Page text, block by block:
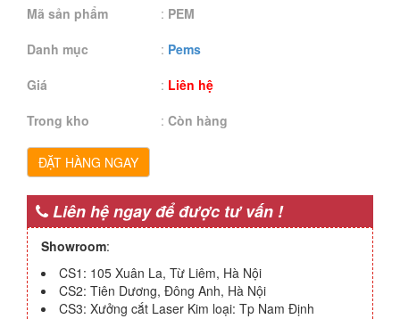
Mã sản phẩm : PEM
Danh mục
: Pems
Giá
: Liên hệ
Trong kho
: Còn hàng
ĐẶT HÀNG NGAY
Liên hệ ngay để được tư vấn !
Showroom:
CS1: 105 Xuân La, Từ Liêm, Hà Nội
CS2: Tiên Dương, Đông Anh, Hà Nội
CS3: Xưởng cắt Laser Kim loại: Tp Nam Định